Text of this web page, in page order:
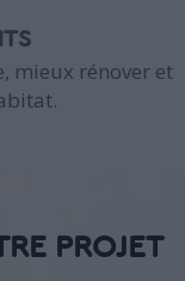
mieux rénover et
PROJET